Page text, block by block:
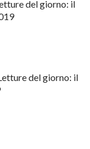
del giorno: il
del giorno: il